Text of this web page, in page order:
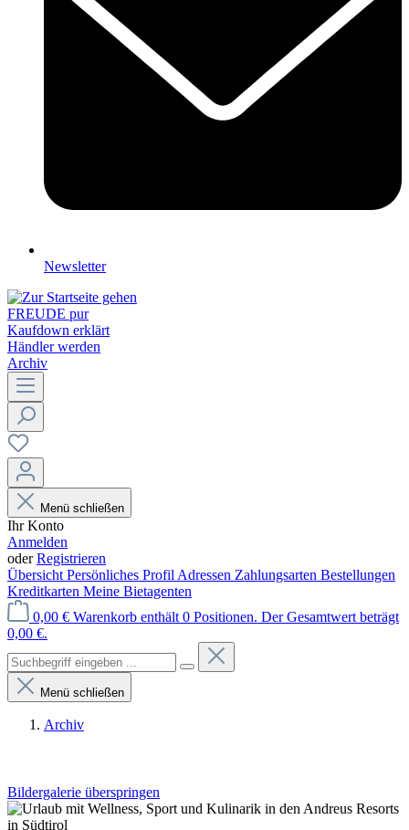
Newsletter
FREUDE pur
Kaufdown erklärt
Händler werden
Archiv
Menü schließen
Ihr Konto
Anmelden
oderRegistrieren
Übersicht Persönliches Profil Adressen Zahlungsarten Bestellungen
Kreditkarten Meine Bietagenten
0,00 € Warenkorb enthält 0 Positionen. Der Gesamtwert beträgt
0,00 €.
Menü schließen
Archiv
Bildergalerie überspringen